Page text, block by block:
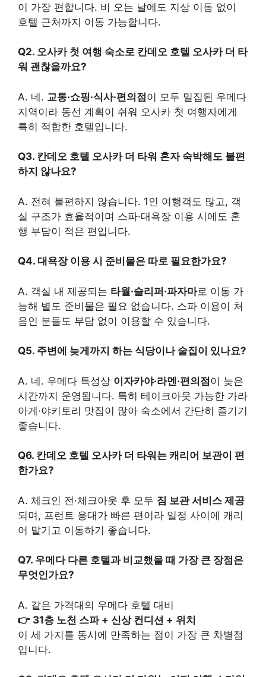
이 가장 편합니다. 비 오는 날에도 지상 이동 없이
호텔 근처까지 이동 가능합니다.
Q2. 오사카 첫 여행 숙소로 칸데오 호텔 오사카 더 타
워 괜찮을까요?
A. 네. 교통·쇼핑·식사·편의점이 모두 밀집된 우메다
지역이라 동선 계획이 쉬워 오사카 첫 여행자에게
특히 적합한 호텔입니다.
Q3. 칸데오 호텔 오사카 더 타워 혼자 숙박해도 불편
하지 않나요?
A. 전혀 불편하지 않습니다. 1인 여행객도 많고, 객
실 구조가 효율적이며 스파·대욕장 이용 시에도 혼
행 부담이 적은 편입니다.
Q4. 대욕장 이용 시 준비물은 따로 필요한가요?
A. 객실 내 제공되는 타월·슬리퍼·파자마로 이동 가
능해 별도 준비물은 필요 없습니다. 스파 이용이 처
음인 분들도 부담 없이 이용할 수 있습니다.
Q5. 주변에 늦게까지 하는 식당이나 술집이 있나요?
A. 네. 우메다 특성상 이자카야·라멘·편의점이 늦은
시간까지 운영됩니다. 특히 테이크아웃 가능한 가라
아게·야키토리 맛집이 많아 숙소에서 간단히 즐기기
좋습니다.
Q6. 칸데오 호텔 오사카 더 타워는 캐리어 보관이 편
한가요?
A. 체크인 전·체크아웃 후 모두 짐 보관 서비스 제공
되며, 프런트 응대가 빠른 편이라 일정 사이에 캐리
어 맡기고 이동하기 좋습니다.
Q7. 우메다 다른 호텔과 비교했을 때 가장 큰 장점은
무엇인가요?
A. 같은 가격대의 우메다 호텔 대비
👉 31층 노천 스파 + 신상 컨디션 + 위치
이 세 가지를 동시에 만족하는 점이 가장 큰 차별점
입니다.